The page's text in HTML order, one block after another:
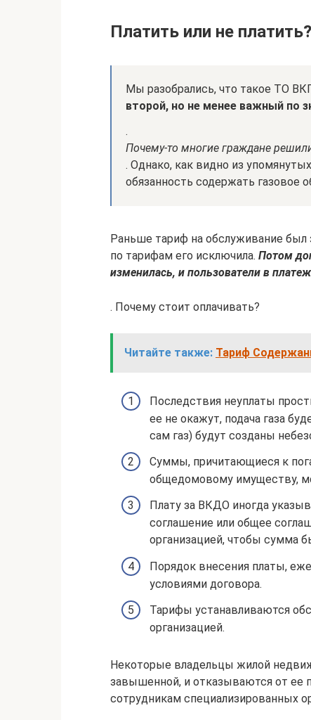
Платить или не платить?
Мы разобрались, что такое ТО
второй, но не менее важный по
.
Почему-то многие граждане
. Однако, как видно из
обязанность содержать газовое
Раньше тариф на обслуживание был
по тарифам его исключила. Потом
изменилась, и пользователи в
. Почему стоит оплачивать?
Читайте также: Тариф
Последствия неуплаты
ее не окажут, подача газа
сам газ) будут созданы
Суммы, причитающиеся к
общедомовому имуществу,
Плату за ВКДО иногда
соглашение или общее
организацией, чтобы сумма
Порядок внесения платы,
условиями договора.
Тарифы устанавливаются
организацией.
Некоторые владельцы жилой
завышенной, и отказываются от ее
сотрудникам специализированных